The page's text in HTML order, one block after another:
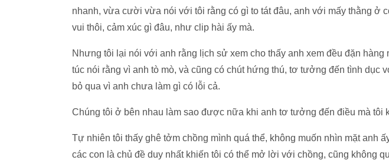
nhanh, vừa cười vừa nói với tôi rằng có gì to tát đâu, anh với mấy thằng ở
vui thôi, cảm xúc gì đâu, như clip hài ấy mà.
Nhưng tôi lại nói với anh rằng lịch sử xem cho thấy anh xem đều đặn hàng
túc nói rằng vì anh tò mò, và cũng có chút hứng thú, tơ tưởng đến tình dục
bỏ qua vì anh chưa làm gì có lỗi cả.
Chúng tôi ở bên nhau làm sao được nữa khi anh tơ tưởng đến điều mà tôi
Tự nhiên tôi thấy ghê tởm chồng mình quá thể, không muốn nhìn mặt anh
các con là chủ đề duy nhất khiến tôi có thể mở lời với chồng, cũng không